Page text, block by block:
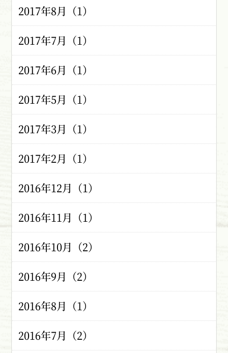
2017年8月（1）
2017年7月（1）
2017年6月（1）
2017年5月（1）
2017年3月（1）
2017年2月（1）
2016年12月（1）
2016年11月（1）
2016年10月（2）
2016年9月（2）
2016年8月（1）
2016年7月（2）